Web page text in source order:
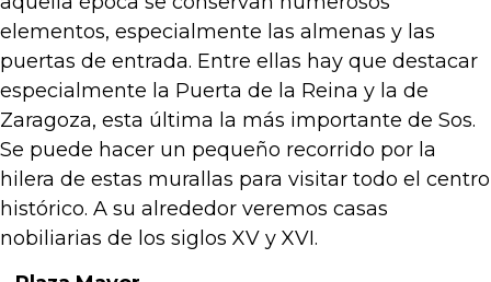
elementos, especialmente las almenas y las
puertas de entrada. Entre ellas hay que destacar
especialmente la Puerta de la Reina y la de
Zaragoza, esta última la más importante de Sos.
Se puede hacer un pequeño recorrido por la
hilera de estas murallas para visitar todo el centro
histórico. A su alrededor veremos casas
nobiliarias de los siglos XV y XVI.